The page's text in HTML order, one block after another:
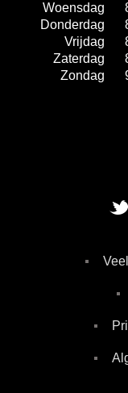
Woensdag
Donderdag
Vrijdag
Zaterdag
Zondag